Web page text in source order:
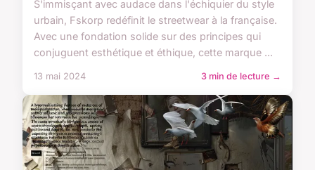
S'immisçant avec audace dans l'échiquier du style
urbain, Fskorp redéfinit le streetwear à la française.
Avec une fondation solide sur des principes qui
conjuguent esthétique et éthique, cette marque ...
13 mai 2024 3 min de lecture →